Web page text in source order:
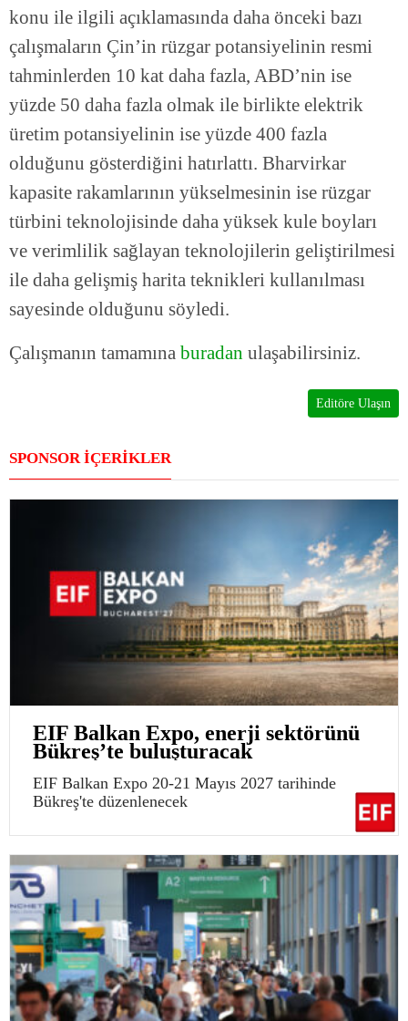
konu ile ilgili açıklamasında daha önceki bazı
çalışmaların Çin’in rüzgar potansiyelinin resmi
tahminlerden 10 kat daha fazla, ABD’nin ise
yüzde 50 daha fazla olmak ile birlikte elektrik
üretim potansiyelinin ise yüzde 400 fazla
olduğunu gösterdiğini hatırlattı. Bharvirkar
kapasite rakamlarının yükselmesinin ise rüzgar
türbini teknolojisinde daha yüksek kule boyları
ve verimlilik sağlayan teknolojilerin geliştirilmesi
ile daha gelişmiş harita teknikleri kullanılması
sayesinde olduğunu söyledi.
Çalışmanın tamamına buradan ulaşabilirsiniz.
Editöre Ulaşın
SPONSOR İÇERİKLER
EIF Balkan Expo, enerji sektörünü
Bükreş’te buluşturacak
EIF Balkan Expo 20-21 Mayıs 2027 tarihinde
Bükreş'te düzenlenecek